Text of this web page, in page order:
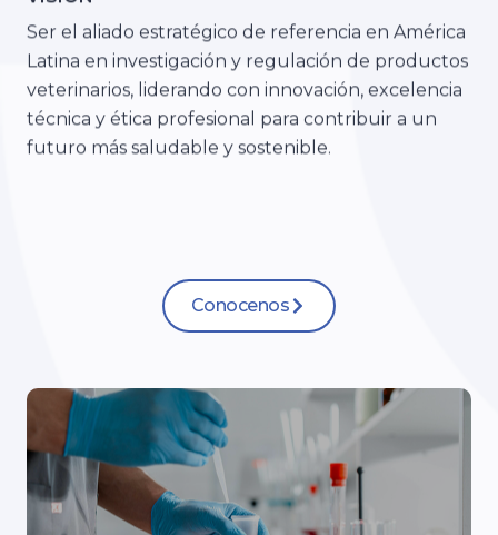
VISIÓN
Ser el aliado estratégico de referencia en América
Latina en investigación y regulación de productos
veterinarios, liderando con innovación, excelencia
técnica y ética profesional para contribuir a un
Conocenos